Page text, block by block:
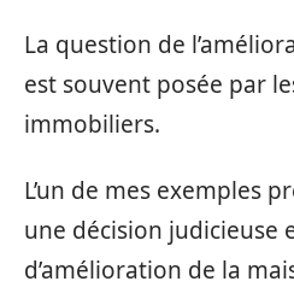
La question de
est souvent posée par
immobiliers.
L’un de mes exemples
une décision judicieuse
d’amélioration de la